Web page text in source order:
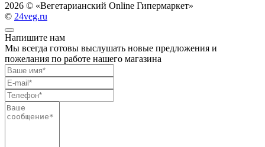
2026 © «Вегетарианский Online Гипермаркет»
© 24veg.ru
Напишите нам
Мы всегда готовы выслушать новые предложения и
пожелания по работе нашего магазина